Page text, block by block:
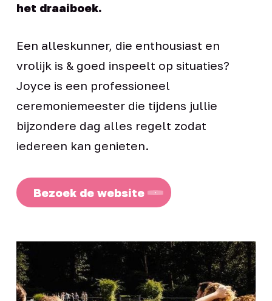
het draaiboek.
Een alleskunner, die enthousiast en
vrolijk is & goed inspeelt op situaties?
Joyce is een professioneel
ceremoniemeester die tijdens jullie
bijzondere dag alles regelt zodat
iedereen kan genieten.
Bezoek de website